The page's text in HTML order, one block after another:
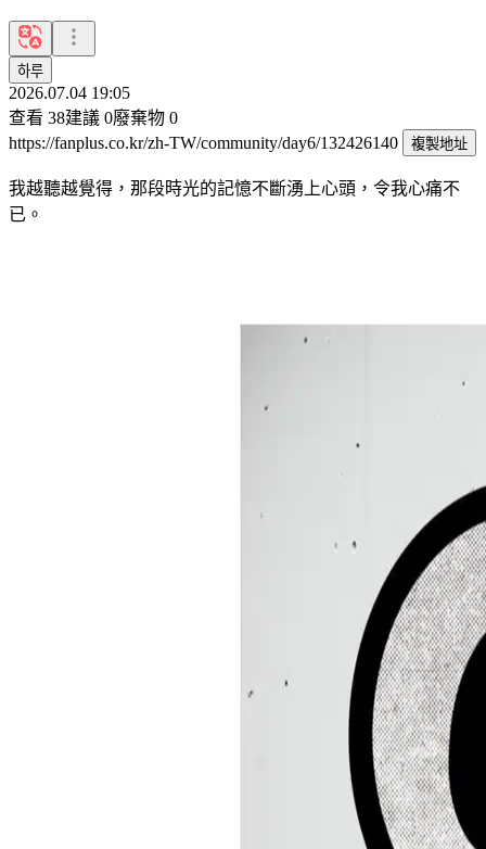
하루
2026.07.04 19:05
查看 38建議 0廢棄物 0
https://fanplus.co.kr/zh-TW/community/day6/132426140
複製地址
我越聽越覺得，那段時光的記憶不斷湧上心頭，令我心痛不
已。